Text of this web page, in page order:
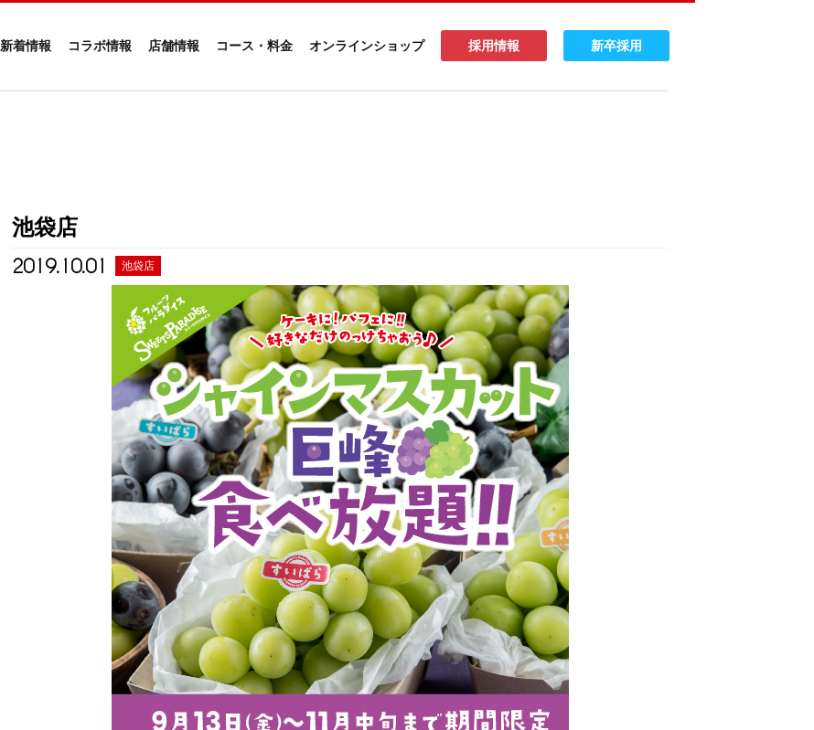
新着情報 コラボ情報 店舗情報 コース・料金 オンラインショップ 採用情報 新卒採用
池袋店
2019.10.01 池袋店